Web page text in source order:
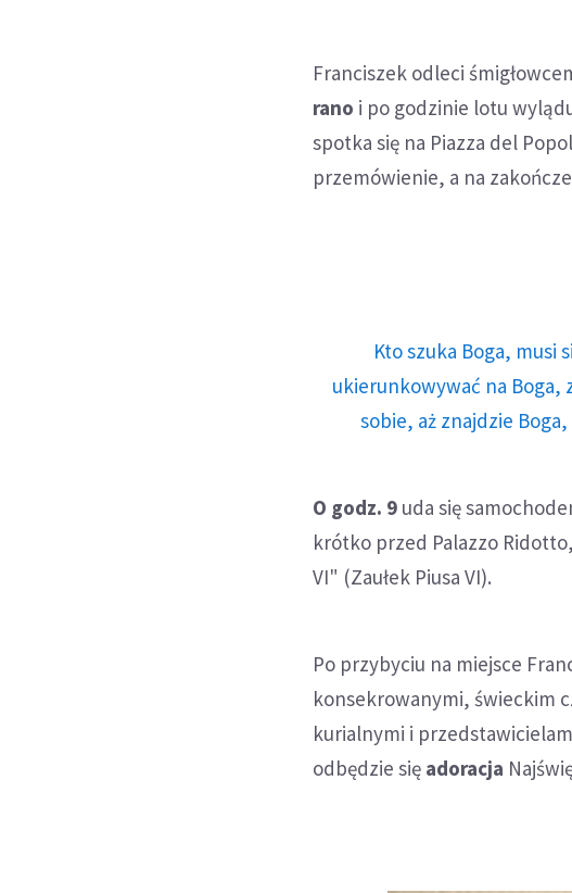
Franciszek odleci
rano i po godzinie lotu
spotka się na Piazza del
przemówienie, a na
Kto szuka Boga, musi
ukierunkowywać na Boga,
sobie, aż znajdzie
O godz. 9 uda się
krótko przed Palazzo
VI" (Zaułek Piusa VI).
Po przybyciu na miejsce
konsekrowanymi, świeckim
kurialnymi i
odbędzie się adoracja